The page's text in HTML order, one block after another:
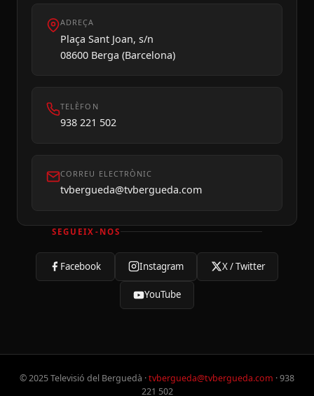
ADREÇA
Plaça Sant Joan, s/n
08600 Berga (Barcelona)
TELÈFON
938 221 502
CORREU ELECTRÒNIC
tvbergueda@tvbergueda.com
SEGUEIX-NOS
Facebook Instagram X / Twitter
YouTube
© 2025 Televisió del Berguedà ·tvbergueda@tvbergueda.com · 938
221 502